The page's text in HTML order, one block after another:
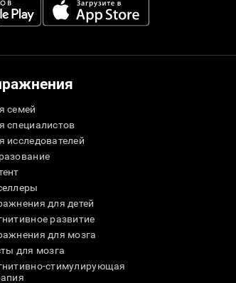
семей
специалистов
исследователей
для детей
развитие
для мозга
для мозга
стимулирующая